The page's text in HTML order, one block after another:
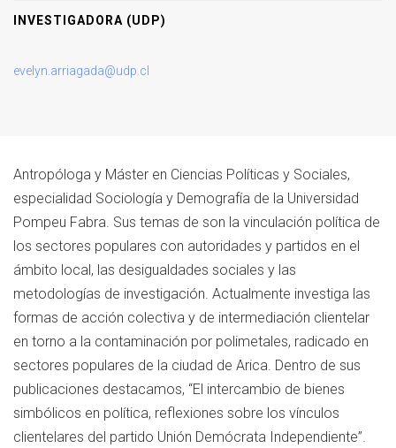
INVESTIGADORA (UDP)
evelyn.arriagada@udp.cl
Antropóloga y Máster en Ciencias Políticas y Sociales,
especialidad Sociología y Demografía de la Universidad
Pompeu Fabra. Sus temas de son la vinculación política de
los sectores populares con autoridades y partidos en el
ámbito local, las desigualdades sociales y las
metodologías de investigación. Actualmente investiga las
formas de acción colectiva y de intermediación clientelar
en torno a la contaminación por polimetales, radicado en
sectores populares de la ciudad de Arica. Dentro de sus
publicaciones destacamos, “El intercambio de bienes
simbólicos en política, reflexiones sobre los vínculos
clientelares del partido Unión Demócrata Independiente”.